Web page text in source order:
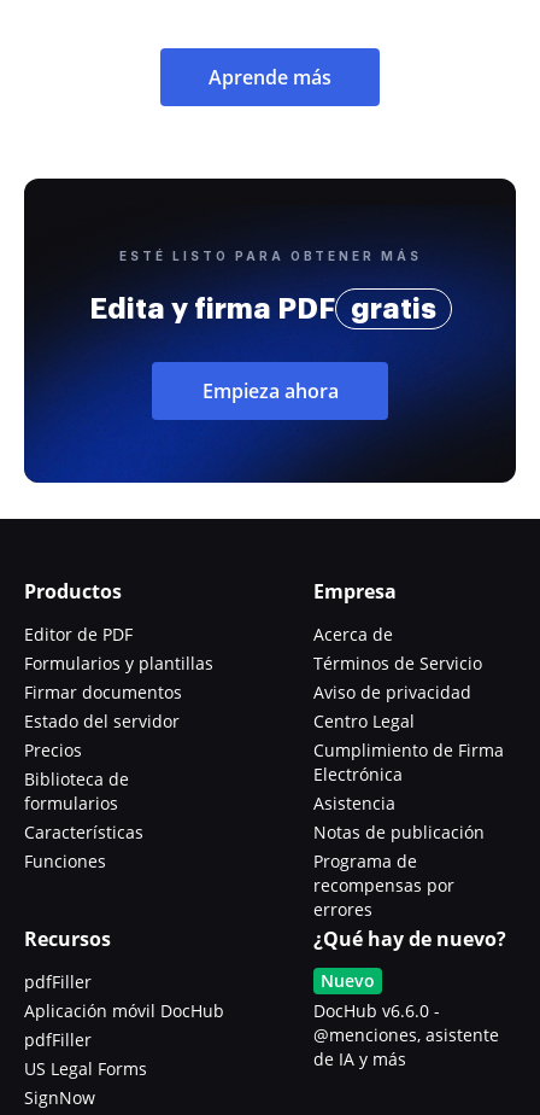
Aprende más
ESTÉ LISTO PARA OBTENER MÁS
Edita y firma PDF gratis
Empieza ahora
Productos
Editor de PDF
Formularios y plantillas
Firmar documentos
Estado del servidor
Precios
Biblioteca de
formularios
Características
Funciones
Empresa
Acerca de
Términos de Servicio
Aviso de privacidad
Centro Legal
Cumplimiento de Firma
Electrónica
Asistencia
Notas de publicación
Programa de
recompensas por
errores
Recursos
pdfFiller
Aplicación móvil DocHub
pdfFiller
US Legal Forms
SignNow
¿Qué hay de nuevo?
Nuevo
DocHub v6.6.0 -
@menciones, asistente
de IA y más